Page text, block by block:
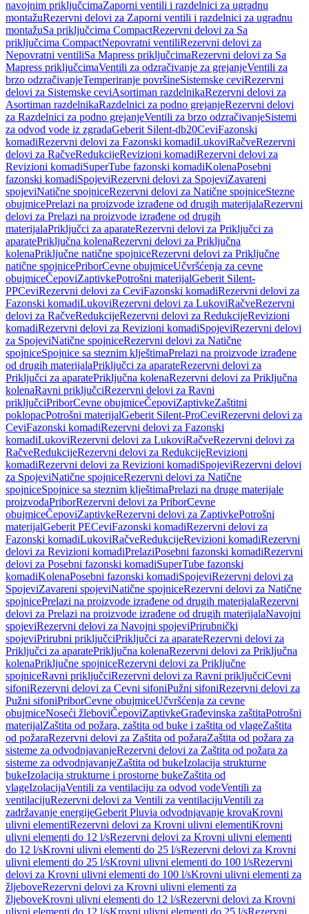
navojnim priključcimaZaporni ventili i razdelnici za ugradnu
montažuRezervni delovi za Zaporni ventili i razdelnici za ugradnu
montažuSa priključcima CompactRezervni delovi za Sa
priključcima CompactNepovratni ventiliRezervni delovi za
Nepovratni ventiliSa Mapress priključcimaRezervni delovi za Sa
Mapress priključcimaVentili za odzračivanje za grejanjeVentili za
brzo odzračivanjeTemperiranje površineSistemske ceviRezervni
delovi za Sistemske ceviAsortiman razdelnikaRezervni delovi za
Asortiman razdelnikaRazdelnici za podno grejanjeRezervni delovi
za Razdelnici za podno grejanjeVentili za brzo odzračivanjeSistemi
za odvod vode iz zgradaGeberit Silent-db20CeviFazonski
komadiRezervni delovi za Fazonski komadiLukoviRačveRezervni
delovi za RačveRedukcijeRevizioni komadiRezervni delovi za
Revizioni komadiSuperTube fazonski komadiKolenaPosebni
fazonski komadiSpojeviRezervni delovi za SpojeviZavareni
spojeviNatične spojniceRezervni delovi za Natične spojniceStezne
obujmicePrelazi na proizvode izrađene od drugih materijalaRezervni
delovi za Prelazi na proizvode izrađene od drugih
materijalaPriključci za aparateRezervni delovi za Priključci za
aparatePriključna kolenaRezervni delovi za Priključna
kolenaPriključne natične spojniceRezervni delovi za Priključne
natične spojnicePriborCevne obujmiceUčvršćenja za cevne
obujmiceČepoviZaptivkePotrošni materijalGeberit Silent-
PPCeviRezervni delovi za CeviFazonski komadiRezervni delovi za
Fazonski komadiLukoviRezervni delovi za LukoviRačveRezervni
delovi za RačveRedukcijeRezervni delovi za RedukcijeRevizioni
komadiRezervni delovi za Revizioni komadiSpojeviRezervni delovi
za SpojeviNatične spojniceRezervni delovi za Natične
spojniceSpojnice sa steznim klještimaPrelazi na proizvode izrađene
od drugih materijalaPriključci za aparateRezervni delovi za
Priključci za aparatePriključna kolenaRezervni delovi za Priključna
kolenaRavni priključciRezervni delovi za Ravni
priključciPriborCevne obujmiceČepoviZaptivkeZaštitni
poklopacPotrošni materijalGeberit Silent-ProCeviRezervni delovi za
CeviFazonski komadiRezervni delovi za Fazonski
komadiLukoviRezervni delovi za LukoviRačveRezervni delovi za
RačveRedukcijeRezervni delovi za RedukcijeRevizioni
komadiRezervni delovi za Revizioni komadiSpojeviRezervni delovi
za SpojeviNatične spojniceRezervni delovi za Natične
spojniceSpojnice sa steznim klještimaPrelazi na druge materijale
proizvodaPriborRezervni delovi za PriborCevne
obujmiceČepoviZaptivkeRezervni delovi za ZaptivkePotrošni
materijalGeberit PECeviFazonski komadiRezervni delovi za
Fazonski komadiLukoviRačveRedukcijeRevizioni komadiRezervni
delovi za Revizioni komadiPrelaziPosebni fazonski komadiRezervni
delovi za Posebni fazonski komadiSuperTube fazonski
komadiKolenaPosebni fazonski komadiSpojeviRezervni delovi za
SpojeviZavareni spojeviNatične spojniceRezervni delovi za Natične
spojnicePrelazi na proizvode izrađene od drugih materijalaRezervni
delovi za Prelazi na proizvode izrađene od drugih materijalaNavojni
spojeviRezervni delovi za Navojni spojeviPrirubnički
spojeviPrirubni priključciPriključci za aparateRezervni delovi za
Priključci za aparatePriključna kolenaRezervni delovi za Priključna
kolenaPriključne spojniceRezervni delovi za Priključne
spojniceRavni priključciRezervni delovi za Ravni priključciCevni
sifoniRezervni delovi za Cevni sifoniPužni sifoniRezervni delovi za
Pužni sifoniPriborCevne obujmiceUčvršćenja za cevne
obujmiceNoseći žleboviČepoviZaptivkeGrađevinska zaštitaPotrošni
materijalZaštita od požara, zaštita od buke i zaštita od vlageZaštita
od požaraRezervni delovi za Zaštita od požaraZaštita od požara za
sisteme za odvodnjavanjeRezervni delovi za Zaštita od požara za
sisteme za odvodnjavanjeZaštita od bukeIzolacija strukturne
bukeIzolacija strukturne i prostorne bukeZaštita od
vlageIzolacijaVentili za ventilaciju za odvod vodeVentili za
ventilacijuRezervni delovi za Ventili za ventilacijuVentili za
zadržavanje energijeGeberit Pluvia odvodnjavanje krovaKrovni
ulivni elementiRezervni delovi za Krovni ulivni elementiKrovni
ulivni elementi do 12 l/sRezervni delovi za Krovni ulivni elementi
do 12 l/sKrovni ulivni elementi do 25 l/sRezervni delovi za Krovni
ulivni elementi do 25 l/sKrovni ulivni elementi do 100 l/sRezervni
delovi za Krovni ulivni elementi do 100 l/sKrovni ulivni elementi za
žljeboveRezervni delovi za Krovni ulivni elementi za
žljeboveKrovni ulivni elementi do 12 l/sRezervni delovi za Krovni
ulivni elementi do 12 l/sKrovni ulivni elementi do 25 l/sRezervni